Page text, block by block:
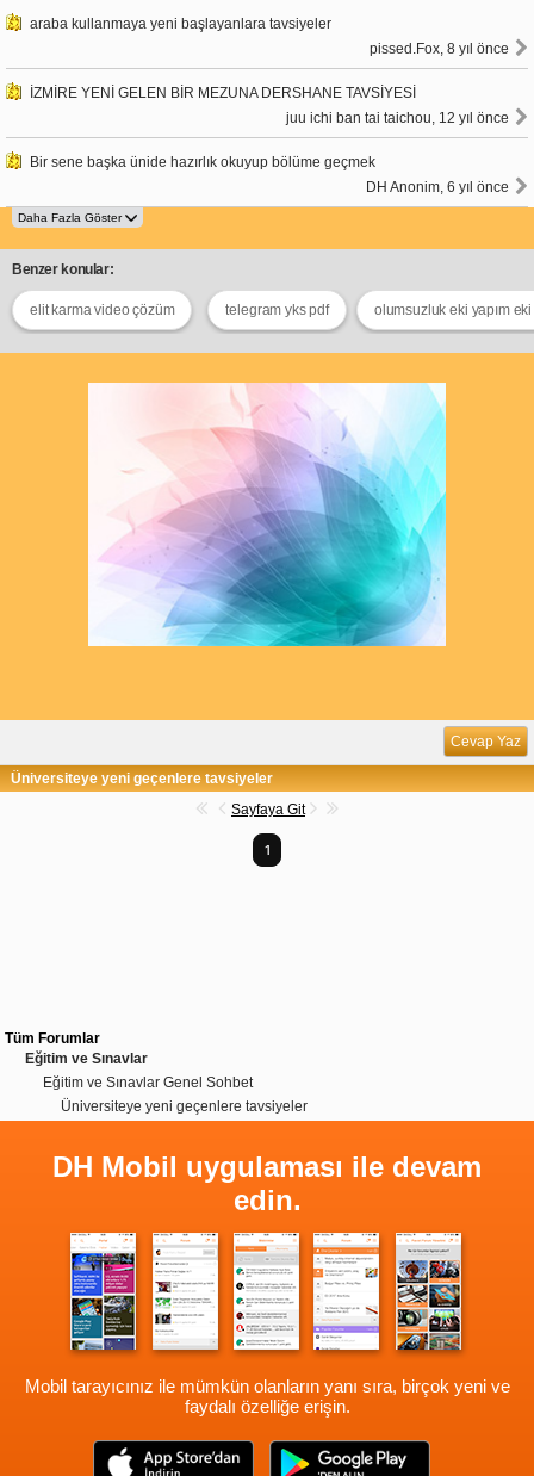
araba kullanmaya yeni başlayanlara tavsiyeler
pissed.Fox, 8 yıl önce
İZMİRE YENİ GELEN BİR MEZUNA DERSHANE TAVSİYESİ
juu ichi ban tai taichou, 12 yıl önce
Bir sene başka ünide hazırlık okuyup bölüme geçmek
DH Anonim, 6 yıl önce
Benzer konular:
elit karma video çözüm telegram yks pdf olumsuzluk eki yapım
Cevap Yaz
Üniversiteye yeni geçenlere tavsiyeler
Sayfaya Git
1
Tüm Forumlar
Eğitim ve Sınavlar
Eğitim ve Sınavlar Genel Sohbet
Üniversiteye yeni geçenlere tavsiyeler
DH Mobil uygulaması ile devam
edin.
Mobil tarayıcınız ile mümkün olanların yanı sıra, birçok yeni ve
faydalı özelliğe erişin.